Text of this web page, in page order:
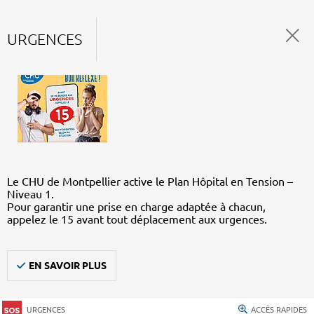
URGENCES
Le CHU de Montpellier active le Plan Hôpital en Tension –
Niveau 1.
Pour garantir une prise en charge adaptée à chacun,
appelez le 15 avant tout déplacement aux urgences.
EN SAVOIR PLUS
URGENCES ACCÈS RAPIDES